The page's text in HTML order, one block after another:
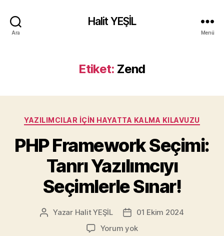
Ara
Halit YEŞİL
Menü
Etiket: Zend
Kategoriler
YAZILIMCILAR İÇIN HAYATTA KALMA KILAVUZU
PHP Framework Seçimi:
Tanrı Yazılımcıyı
Seçimlerle Sınar!
Yazının
Yazar Halit YEŞİL
Yazı
tarihi
01 Ekim 2024
Yorum yokPHP